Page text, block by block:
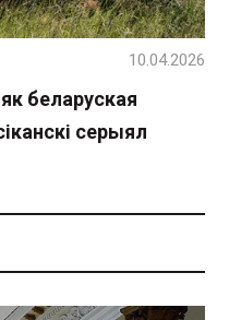
беларуская
серыял
10.04.2026